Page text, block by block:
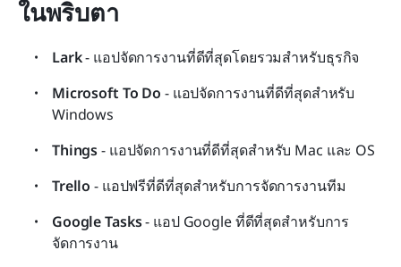
ในพริบตา
Lark - แอปจัดการงานที่ดีที่สุดโดยรวมสำหรับธุรกิจ
Microsoft To Do - แอปจัดการงานที่ดีที่สุดสำหรับ
Windows
Things - แอปจัดการงานที่ดีที่สุดสำหรับ Mac และ OS
Trello - แอปฟรีที่ดีที่สุดสำหรับการจัดการงานทีม
Google Tasks - แอป Google ที่ดีที่สุดสำหรับการ
จัดการงาน